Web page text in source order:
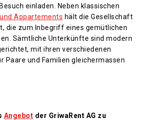
einladen. Neben klassischen
Appartements hält die Gesellschaft
die zum Inbegriff eines gemütlichen
Sämtliche Unterkünfte sind modern
mit ihren verschiedenen
Paare und Familien gleichermassen
Angebot der GriwaRent AG zu